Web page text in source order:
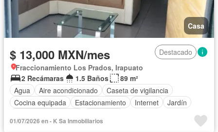
Casa
$ 13,000 MXN/mes
Destacado
Fraccionamiento Los Prados, Irapuato
2 Recámaras
1.5 Baños
89 m²
Agua
Aire acondicionado
Caseta de vigilancia
Cocina equipada
Estacionamiento Internet
Jardín
Completamente amueblado
01/07/2026 en - K Sa Inmobiliarios